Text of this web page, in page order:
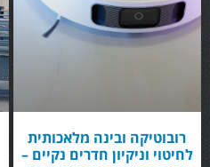
רובוטיקה ובינה מלאכותית
לחיטוי וניקיון חדרים נקיים –